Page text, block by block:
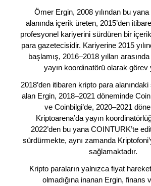
Ömer Ergin, 2008 yılından bu
alanında içerik üreten, 2015’den
profesyonel kariyerini sürdüren bir
para gazetecisidir. Kariyerine 2015
başlamış, 2016–2018 yılları
yayın koordinatörü olarak görev
2018’den itibaren kripto para
alan Ergin, 2018–2021 döneminde
ve Coinbilgi’de, 2020–2021
Kriptoarena’da yayın
2022’den bu yana COINTURK’te
sürdürmekte, aynı zamanda
sağlamaktadır.
Kripto paraların yalnızca fiyat
olmadığına inanan Ergin, finans